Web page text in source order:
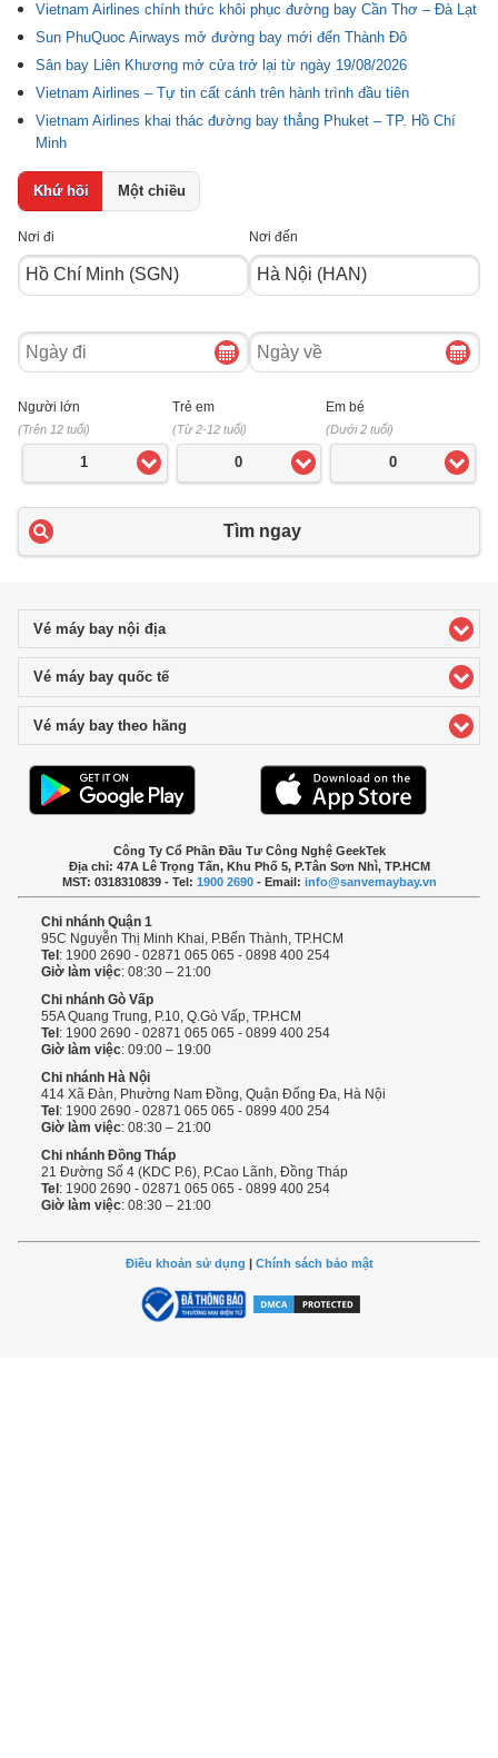
Vietnam Airlines chính thức khôi phục đường bay Cần Thơ – Đà Lạt
Sun PhuQuoc Airways mở đường bay mới đến Thành Đô
Sân bay Liên Khương mở cửa trở lại từ ngày 19/08/2026
Vietnam Airlines – Tự tin cất cánh trên hành trình đầu tiên
Vietnam Airlines khai thác đường bay thẳng Phuket – TP. Hồ Chí
Minh
Khứ hồi Một chiều
Nơi đi Nơi đến
Ngày
đi
Ngày
về
Người lớn
(Trên 12 tuổi)
1
Trẻ em
(Từ 2-12 tuổi)
0
Em bé
(Dưới 2 tuổi)
0
Tìm ngay
Vé máy bay nội địaclick to expand contents
Vé máy bay quốc tếclick to expand contents
Vé máy bay theo hãng
Công Ty Cổ Phần Đầu Tư Công Nghệ GeekTek
Địa chỉ: 47A Lê Trọng Tấn, Khu Phố 5, P.Tân Sơn Nhì, TP.HCM
MST: 0318310839 - Tel: 1900 2690- Email: info@sanvemaybay.vn
Chi nhánh Quận 1
95C Nguyễn Thị Minh Khai, P.Bến Thành, TP.HCM
Tel : 1900 2690 - 02871 065 065 - 0898 400 254
Giờ làm việc: 08:30 – 21:00
Chi nhánh Gò Vấp
55A Quang Trung, P.10, Q.Gò Vấp, TP.HCM
Tel : 1900 2690 - 02871 065 065 - 0899 400 254
Giờ làm việc: 09:00 – 19:00
Chi nhánh Hà Nội
414 Xã Đàn, Phường Nam Đồng, Quận Đống Đa, Hà Nội
Tel : 1900 2690 - 02871 065 065 - 0899 400 254
Giờ làm việc: 08:30 – 21:00
Chi nhánh Đồng Tháp
21 Đường Số 4 (KDC P.6), P.Cao Lãnh, Đồng Tháp
Tel : 1900 2690 - 02871 065 065 - 0899 400 254
Giờ làm việc: 08:30 – 21:00
Điều khoản sử dụng Chính sách bảo mật